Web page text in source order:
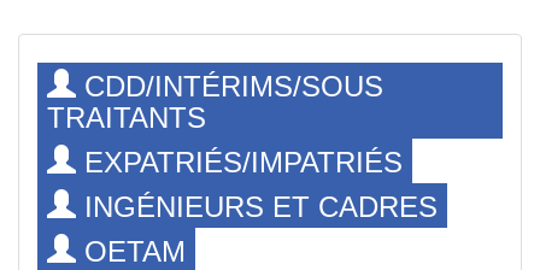
CDD/INTÉRIMS/SOUS
TRAITANTS
EXPATRIÉS/IMPATRIÉS
INGÉNIEURS ET CADRES
OETAM